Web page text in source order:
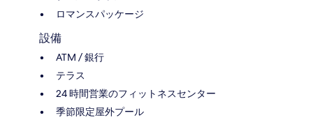
ロマンスパッケージ
設備
ATM / 銀行
テラス
24 時間営業のフィットネスセンター
季節限定屋外プール